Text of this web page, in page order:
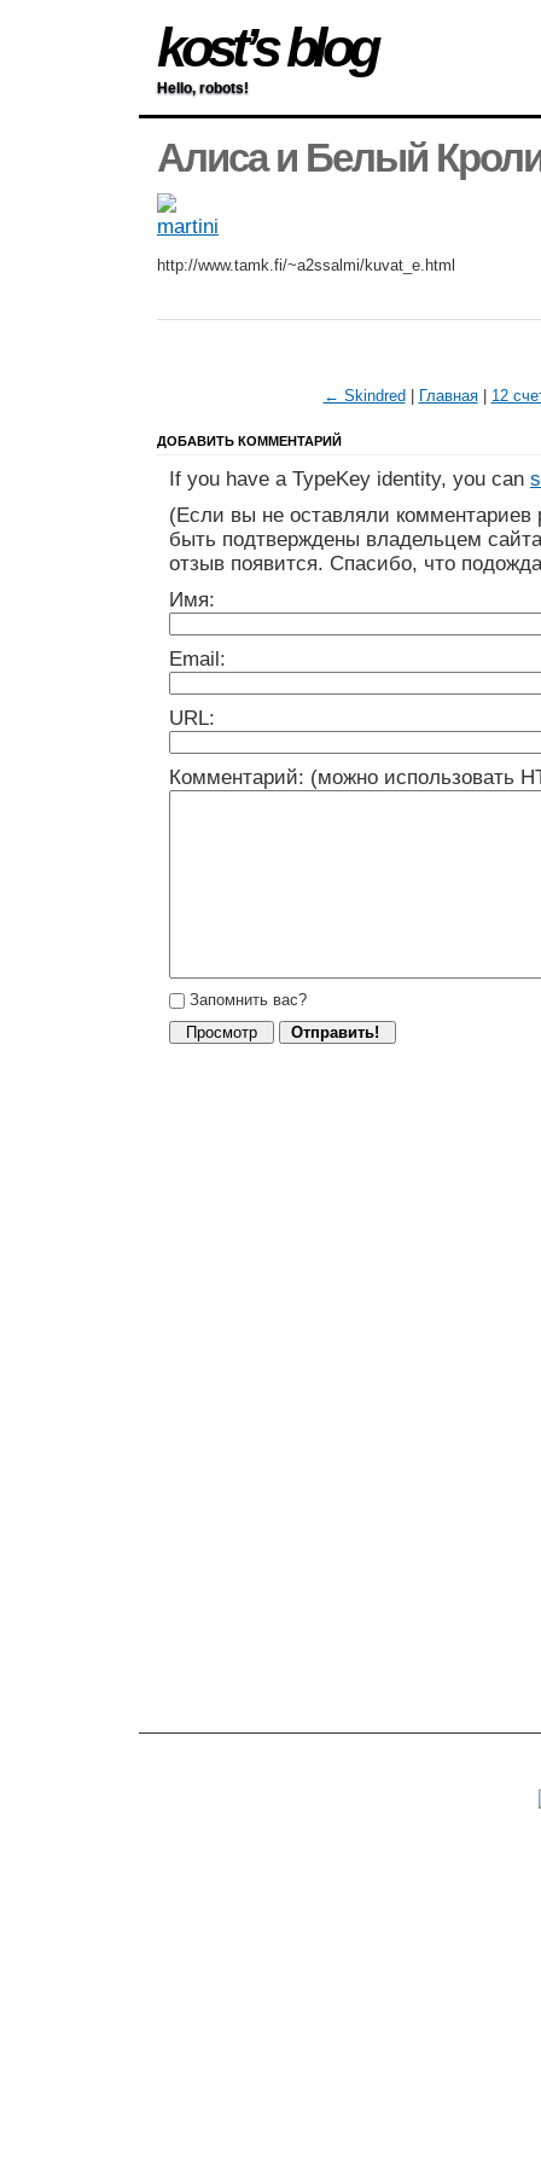
kost’s blog
Hello, robots!
Алиса и Белый
http://www.tamk.fi/~a2ssalmi/kuvat_e.html
← Skindred Главная| 12
ДОБАВИТЬ КОММЕНТАРИЙ
If you have a TypeKey identity, you can
(Если вы не оставляли
быть подтверждены владельцем
отзыв появится. Спасибо, что
Имя:
Email:
URL:
Комментарий: (можно использовать
Запомнить вас?